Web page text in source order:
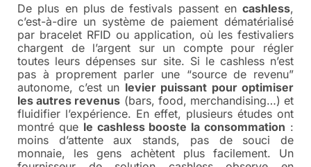
De plus en plus de festivals passent en cashless,
c’est-à-dire un système de paiement dématérialisé
par bracelet RFID ou application, où les festivaliers
chargent de l’argent sur un compte pour régler
toutes leurs dépenses sur site. Si le cashless n’est
pas à proprement parler une “source de revenu”
autonome, c’est un levier puissant pour optimiser
les autres revenus (bars, food, merchandising…) et
fluidifier l’expérience. En effet, plusieurs études ont
montré que le cashless booste la consommation :
moins d’attente aux stands, pas de souci de
monnaie, les gens achètent plus facilement. Un